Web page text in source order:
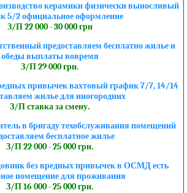
керамики физически выносливый
5/2 официальное оформление
З/П 22 000 - 30 000 грн
предоставляем бесплатно жилье и
обеды выплаты вовремя
З/П 29 000 грн.
привычек вахтовый график 7/7, 14/14
жилье для иногородних
З/П ставка за смену.
в бригаду техобслуживания помещений
бесплатное жилье
З/П 22 000 - 25 000 грн.
без вредных привычек в ОСМД есть
помещение для проживания
З/П 16 000 - 25 000 грн.